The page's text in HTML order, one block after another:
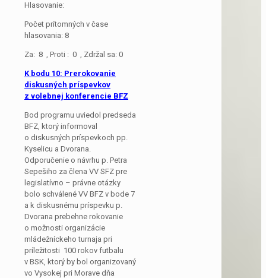
Hlasovanie:
Počet prítomných v čase
hlasovania: 8
Za: 8 , Proti : 0 , Zdržal sa: 0
K bodu 10: Prerokovanie
diskusných príspevkov
z volebnej konferencie BFZ
Bod programu uviedol predseda
BFZ, ktorý informoval
o diskusných príspevkoch pp.
Kyselicu a Dvorana.
Odporučenie o návrhu p. Petra
Sepešiho za člena VV SFZ pre
legislatívno – právne otázky
bolo schválené VV BFZ v bode 7
a k diskusnému príspevku p.
Dvorana prebehne rokovanie
o možnosti organizácie
mládežníckeho turnaja pri
príležitosti 100 rokov futbalu
v BSK, ktorý by bol organizovaný
vo Vysokej pri Morave dňa